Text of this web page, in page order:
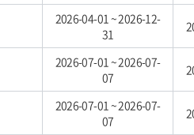
2026-04-01 ~ 2026-12-
31
2026-07-01 ~ 2026-07-
07
2026-07-01 ~ 2026-07-
07